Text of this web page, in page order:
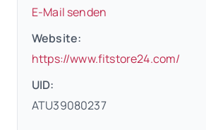
E-Mail senden
Website:
https://www.fitstore24.com/
UID:
ATU39080237